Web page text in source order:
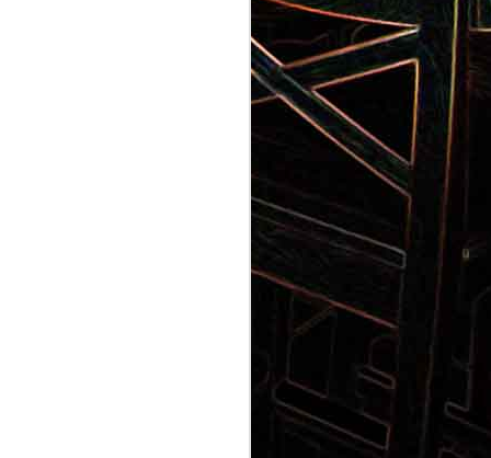
Gnocchi au pesto de
pistaches
Panna cotta au coulis de kiwi